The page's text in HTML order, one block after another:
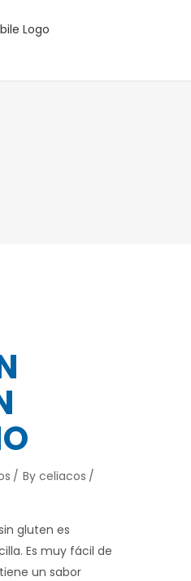
By celiacos
gluten es
Es muy fácil de
un sabor